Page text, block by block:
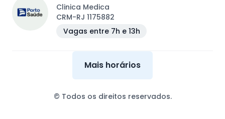
Clinica Medica
CRM-RJ 1175882
Vagas entre 7h e 13h
Mais horários
© Todos os direitos reservados.